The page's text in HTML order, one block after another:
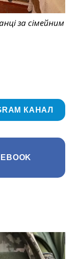
за сімейним
КАНАЛ